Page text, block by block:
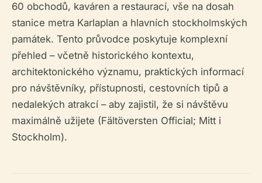
60 obchodů, kaváren a restaurací, vše na dosah
stanice metra Karlaplan a hlavních stockholmských
památek. Tento průvodce poskytuje komplexní
přehled – včetně historického kontextu,
architektonického významu, praktických informací
pro návštěvníky, přístupnosti, cestovních tipů a
nedalekých atrakcí – aby zajistil, že si návštěvu
maximálně užijete (Fältöversten Official; Mitt i
Stockholm).